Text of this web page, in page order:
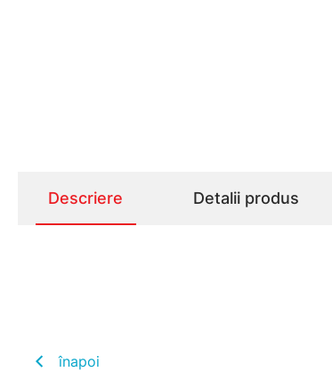
Descriere Detalii produs
înapoi